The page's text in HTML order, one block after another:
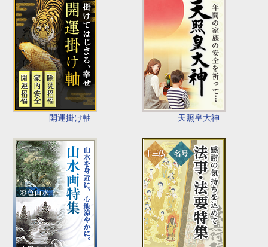
開運掛け軸 天照皇大神